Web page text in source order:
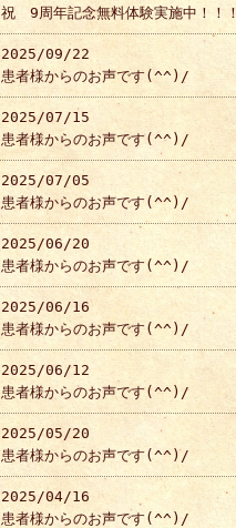
祝 9周年記念無料体験実施中！！！
2025/09/22
患者様からのお声です(^^)/
2025/07/15
患者様からのお声です(^^)/
2025/07/05
患者様からのお声です(^^)/
2025/06/20
患者様からのお声です(^^)/
2025/06/16
患者様からのお声です(^^)/
2025/06/12
患者様からのお声です(^^)/
2025/05/20
患者様からのお声です(^^)/
2025/04/16
患者様からのお声です(^^)/